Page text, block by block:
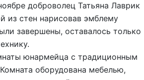
доброволец Татьяна Лаврик
из стен нарисовав эмблему
завершены, оставалось только
юнармейца с традиционным
оборудована мебелью,